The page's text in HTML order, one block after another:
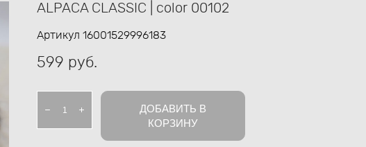
ALPACA CLASSIC | color 00102
Артикул 16001529996183
599 pуб.
ДОБАВИТЬ В
КОРЗИНУ